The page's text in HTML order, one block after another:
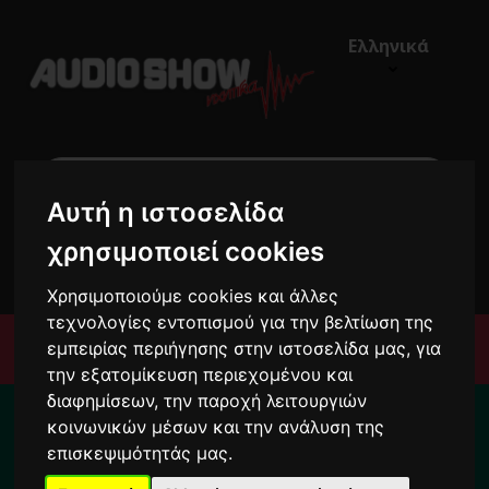
Αυτή η ιστοσελίδα
χρησιμοποιεί cookies
Χρησιμοποιούμε cookies και άλλες
τεχνολογίες εντοπισμού για την βελτίωση της
εμπειρίας περιήγησης στην ιστοσελίδα μας, για
την εξατομίκευση περιεχομένου και
διαφημίσεων, την παροχή λειτουργιών
κοινωνικών μέσων και την ανάλυση της
επισκεψιμότητάς μας.
Ελληνικά
0 €0,00
Μενού
Για το διάστημα από 10/8 ως 24/8 οι
παραγγελίες σας ενδέχεται να
καθυστερήσουν !